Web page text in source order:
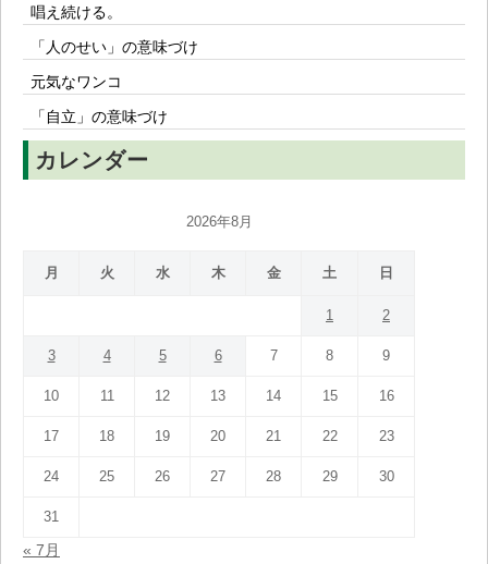
唱え続ける。
「人のせい」の意味づけ
元気なワンコ
「自立」の意味づけ
カレンダー
2026年8月
月 火 水 木 金 土 日
1 2
3 4 5 6 7 8 9
10 11 12 13 14 15 16
17 18 19 20 21 22 23
24 25 26 27 28 29 30
31
« 7月